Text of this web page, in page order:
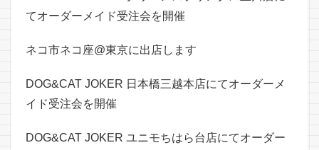
てオーダーメイド受注会を開催
ネコ市ネコ座@東京に出店します
DOG&CAT JOKER 日本橋三越本店にてオーダーメ
イド受注会を開催
DOG&CAT JOKER ユニモちはら台店にてオーダー